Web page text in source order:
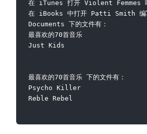
在 iTunes 打开 Violent
在 iBooks 中打开 Patti Smith
Documents 下的文件有：
最喜欢的70首音乐
Just Kids
最喜欢的70首音乐 下的文件有：
Psycho Killer
Reble Rebel